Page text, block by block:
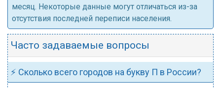
месяц. Некоторые данные могут отличаться из-за
отсутствия последней переписи населения.
Часто задаваемые вопросы
⚡ Сколько всего городов на букву П в России?